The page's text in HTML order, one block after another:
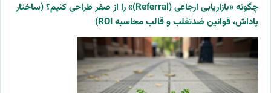
چگونه «بازاریابی ارجاعی (Referral)» را از صفر طراحی کنیم؟ (ساختار
پاداش، قوانین ضدتقلب و قالب محاسبه ROI)